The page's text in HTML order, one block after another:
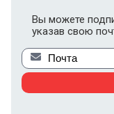
Вы можете
указав свою